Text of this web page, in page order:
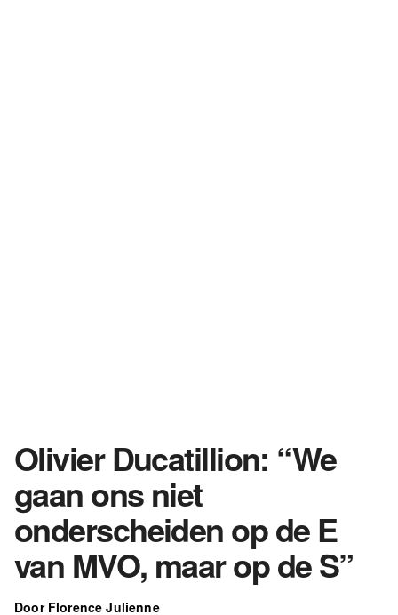
Olivier Ducatillion: “We
gaan ons niet
onderscheiden op de E
van MVO, maar op de S”
Door Florence Julienne